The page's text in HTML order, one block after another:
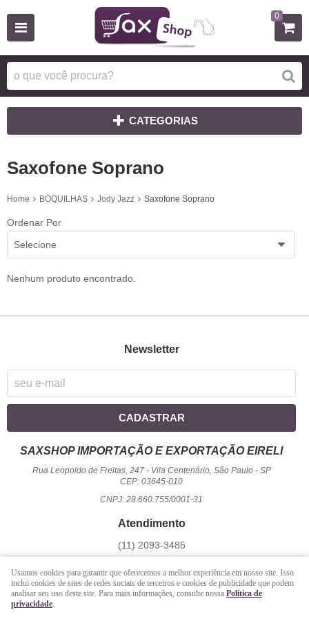
0
CATEGORIAS
Saxofone Soprano
Home BOQUILHAS Jody Jazz Saxofone Soprano
Ordenar Por
Selecione
Nenhum produto encontrado.
Newsletter
CADASTRAR
SAXSHOP IMPORTAÇÃO E EXPORTAÇÃO EIRELI
Rua Leopoldo de Freitas, 247- Vila Centenário, São Paulo- SP
CEP: 03645-010
CNPJ: 28.660.755/0001-31
Atendimento
(11) 2093-3485
Seg a Sex - 09 hrs às 17:00 hrs / Sáb - 09 hrs às 13 hrs.
atendimento@saxshop.com.br
Usamos cookies para garantir que oferecemos a melhor experiência em nosso site. Isso
inclui cookies de sites de redes sociais de terceiros e cookies de publicidade que podem
analisar seu uso deste site. Para mais informações, consulte nossa Política de
privacidade.